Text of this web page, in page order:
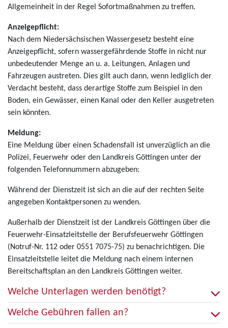
Allgemeinheit in der Regel Sofortmaßnahmen zu treffen.
Anzeigepflicht:
Nach dem Niedersächsischen Wassergesetz besteht eine
Anzeigepflicht, sofern wassergefährdende Stoffe in nicht nur
unbedeutender Menge an u. a. Leitungen, Anlagen und
Fahrzeugen austreten. Dies gilt auch dann, wenn lediglich der
Verdacht besteht, dass derartige Stoffe zum Beispiel in den
Boden, ein Gewässer, einen Kanal oder den Keller ausgetreten
sein könnten.
Meldung:
Eine Meldung über einen Schadensfall ist unverzüglich an die
Polizei, Feuerwehr oder den Landkreis Göttingen unter der
folgenden Telefonnummern abzugeben:
Während der Dienstzeit ist sich an die auf der rechten Seite
angegeben Kontaktpersonen zu wenden.
Außerhalb der Dienstzeit ist der Landkreis Göttingen über die
Feuerwehr-Einsatzleitstelle der Berufsfeuerwehr Göttingen
(Notruf-Nr. 112 oder 0551 7075-75) zu benachrichtigen. Die
Einsatzleitstelle leitet die Meldung nach einem internen
Bereitschaftsplan an den Landkreis Göttingen weiter.
Welche Unterlagen werden benötigt?
Welche Gebühren fallen an?